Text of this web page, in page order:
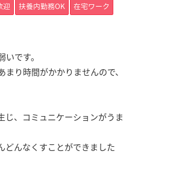
迎 扶養内勤務OK 在宅ワーク
です。
り時間がかかりませんので、
じ、コミュニケーションがうま
どんなくすことができました